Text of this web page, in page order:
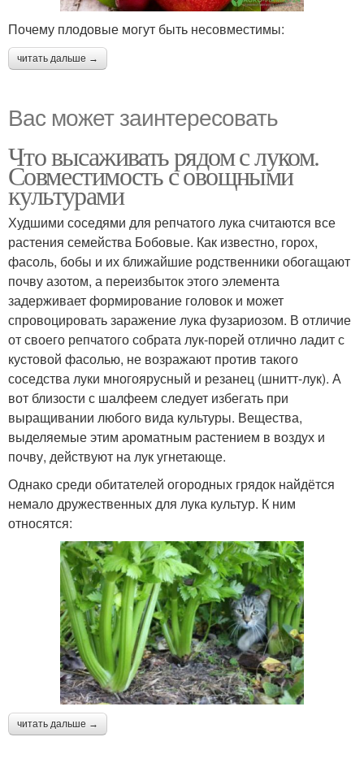
Почему плодовые могут быть несовместимы:
читать дальше →
Вас может заинтересовать
Что высаживать рядом с луком.
Совместимость с овощными
культурами
Худшими соседями для репчатого лука считаются все
растения семейства Бобовые. Как известно, горох,
фасоль, бобы и их ближайшие родственники обогащают
почву азотом, а переизбыток этого элемента
задерживает формирование головок и может
спровоцировать заражение лука фузариозом. В отличие
от своего репчатого собрата лук-порей отлично ладит с
кустовой фасолью, не возражают против такого
соседства луки многоярусный и резанец (шнитт-лук). А
вот близости с шалфеем следует избегать при
выращивании любого вида культуры. Вещества,
выделяемые этим ароматным растением в воздух и
почву, действуют на лук угнетающе.
Однако среди обитателей огородных грядок найдётся
немало дружественных для лука культур. К ним
относятся:
читать дальше →